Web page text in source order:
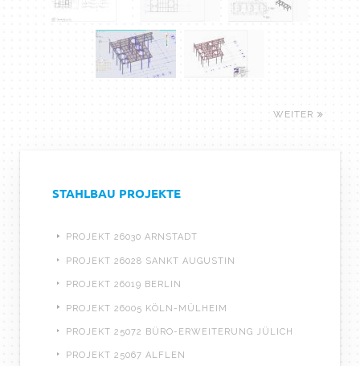
WEITER
STAHLBAU PROJEKTE
PROJEKT 26030 ARNSTADT
PROJEKT 26028 SANKT AUGUSTIN
PROJEKT 26019 BERLIN
PROJEKT 26005 KÖLN-MÜLHEIM
PROJEKT 25072 BÜRO-ERWEITERUNG JÜLICH
PROJEKT 25067 ALFLEN